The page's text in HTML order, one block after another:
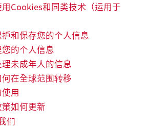
Cookies和同类技术（运用于
和保存您的个人信息
的个人信息
未成年人的信息
在全球范围转移
用
如何更新
们